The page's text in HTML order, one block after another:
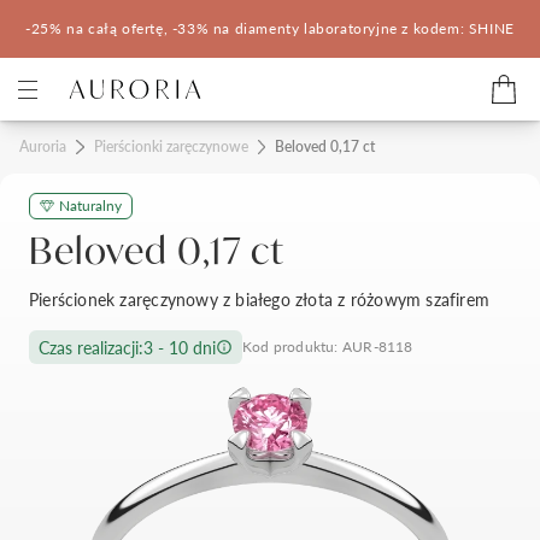
-25% na całą ofertę, -33% na diamenty laboratoryjne z kodem: SHINE
Kategorie
Pierścionki zaręczynowe
Pomocne
Konfigurator 3D
Salony Auroria
Salon Auroria Arkadia
Korzyści z zakupu
Auroria Pierścionki zaręczynowe Beloved 0,17 ct
Naturalny
Beloved 0,17 ct
Pierścionek zaręczynowy z białego złota z różowym szafirem
Czas realizacji:3 - 10 dni Kod produktu: AUR-8118